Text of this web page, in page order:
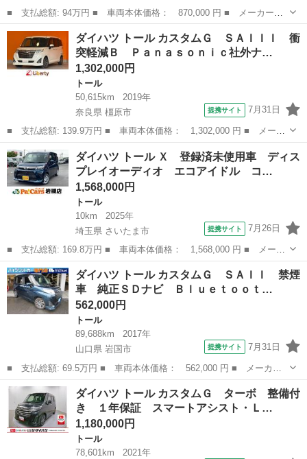
■ 支払総額: 94万円 ■ 車両本体価格： 870,000 円 ■ メーカー
名： ダイハツ ■ 車種名： トール ■ グレード名： カスタム
Ｇ ＳＡＩＩ バックカメラ ナビ ＴＶ 両側電動スライドドア
オートクルーズコン...
鹿児島 鹿児島市 トール
ダイハツ トール カスタムＧ ＳＡＩＩＩ 衝
突軽減Ｂ Ｐａｎａｓｏｎｉｃ社外ナ…
1,302,000円
トール
50,615km
2019年
奈良県 橿原市
提携サイト 7月31日
■ 支払総額: 139.9万円 ■ 車両本体価格： 1,302,000 円 ■ メーカ
ー名： ダイハツ ■ 車種名： トール ■ グレード名： カスタム
Ｇ ＳＡＩＩＩ 衝突軽減Ｂ Ｐａｎａｓｏｎｉｃ社外ナビ ＴＶ
Ｂカメラ...
奈良 橿原市 トール
ダイハツ トール Ｘ 登録済未使用車 ディス
プレイオーディオ エコアイドル コ…
1,568,000円
トール
10km
2025年
埼玉県 さいたま市
提携サイト 7月26日
■ 支払総額: 169.8万円 ■ 車両本体価格： 1,568,000 円 ■ メーカ
ー名： ダイハツ ■ 車種名： トール ■ グレード名： Ｘ 登録
済未使用車 ディスプレイオーディオ エコアイドル コーナーソナ
ー バッ...
埼玉 さいたま市 トール
ダイハツ トール カスタムＧ ＳＡＩＩ 禁煙
車 純正ＳＤナビ Ｂｌｕｅｔｏｏｔ…
562,000円
トール
89,688km
2017年
山口県 岩国市
提携サイト 7月31日
■ 支払総額: 69.5万円 ■ 車両本体価格： 562,000 円 ■ メーカー
名： ダイハツ ■ 車種名： トール ■ グレード名： カスタム
Ｇ ＳＡＩＩ 禁煙車 純正ＳＤナビ Ｂｌｕｅｔｏｏｔｈ接続 バ
ックモニター ...
山口 岩国市 トール
ダイハツ トール カスタムＧ ターボ 整備付
き １年保証 スマートアシスト・Ｌ…
1,180,000円
トール
78,601km
2021年